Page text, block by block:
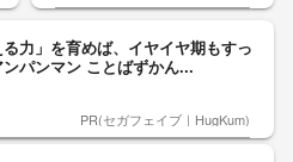
る力」を育めば、イヤイヤ期もすっ
パンマン ことばずかん...
PR(セガフェイブ｜HugKum)